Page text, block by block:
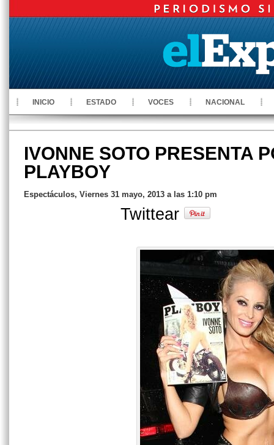
INICIO ESTADO VOCES NACIONAL
IVONNE SOTO PRESENTA
PLAYBOY
Espectáculos, Viernes 31 mayo, 2013 a las 1:10 pm
Twittear